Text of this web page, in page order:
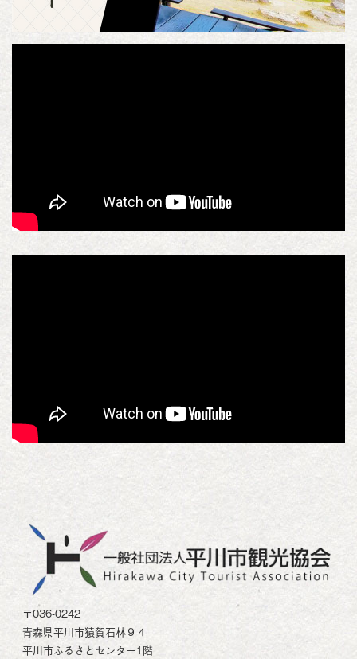
〒036-0242
青森県平川市猿賀石林９４
平川市ふるさとセンター1階